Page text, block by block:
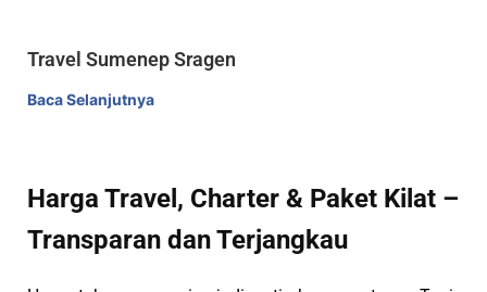
Travel Sumenep Sragen
Baca Selanjutnya
Harga Travel, Charter & Paket Kilat –
Transparan dan Terjangkau